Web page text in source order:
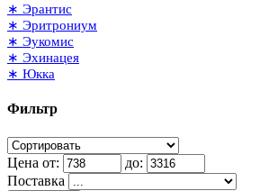
∗ Эрантис
∗ Эритрониум
∗ Эукомис
∗ Эхинацея
∗ Юкка
Фильтр
Цена от:
до:
Поставка